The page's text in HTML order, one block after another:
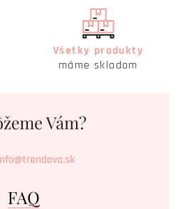
Všetky produkty
máme skladom
Vám?
FAQ